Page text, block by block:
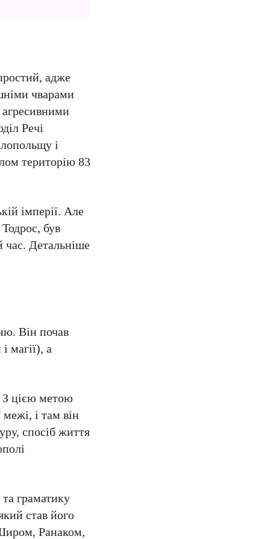
адже
чварами
Речі
і
територію 83
імперії. Але
був
час. Детальніше
Він почав
магії), а
З цією метою
межі, і там він
спосіб життя
та граматику
став його
Широм, Ранаком,